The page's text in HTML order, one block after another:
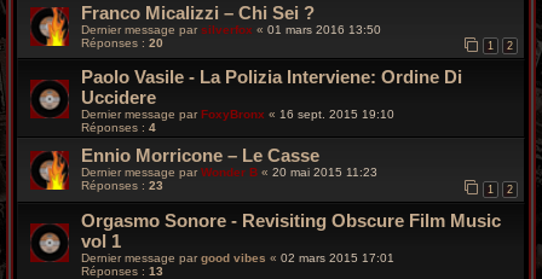
Franco Micalizzi – Chi Sei ?
Dernier message par silverfox « 01 mars 2016 13:50
Réponses : 20 1 2
Paolo Vasile - La Polizia Interviene: Ordine Di
Uccidere
Dernier message par FoxyBronx « 16 sept. 2015 19:10
Réponses : 4
Ennio Morricone – Le Casse
Dernier message par Wonder B « 20 mai 2015 11:23
Réponses : 23 1 2
Orgasmo Sonore - Revisiting Obscure Film Music
vol 1
Dernier message par good vibes « 02 mars 2015 17:01
Réponses : 13